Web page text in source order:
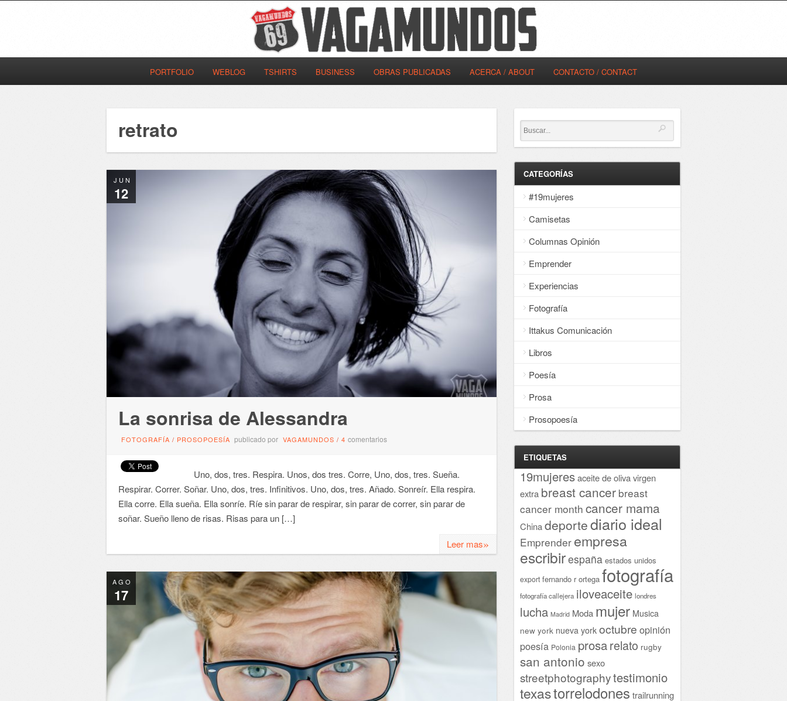
PORTFOLIO WEBLOG TSHIRTS BUSINESS OBRAS PUBLICADAS ACERCA / ABOUT CONTACTO / CONTACT
retrato
JUN
12
La sonrisa de Alessandra
FOTOGRAFÍA / PROSOPOESÍA publicado por VAGAMUNDOS / 4 comentarios
Uno, dos, tres. Respira. Unos, dos tres. Corre, Uno, dos, tres. Sueña.
Respirar. Correr. Soñar. Uno, dos, tres. Infinitivos. Uno, dos, tres. Añado. Sonreír. Ella respira.
Ella corre. Ella sueña. Ella sonríe. Ríe sin parar de respirar, sin parar de correr, sin parar de
soñar. Sueño lleno de risas. Risas para un […]
Leer mas»
AGO
17
CATEGORÍAS
#19mujeres
Camisetas
Columnas Opinión
Emprender
Experiencias
Fotografía
Ittakus Comunicación
Libros
Poesía
Prosa
Prosopoesía
ETIQUETAS
19mujeresaceite de oliva virgen
extra breast cancer breast
cancer month cancer mama
Chinadeportediario ideal
Emprender empresa
escribirespaña estados unidos
export fernando r ortega fotografía
fotografía callejera iloveaceite londres
lucha Madrid Moda mujer Musica
new york nueva york octubre opinión
poesía Polonia prosarelato rugby
san antonio sexo
streetphotographytestimonio
texastorrelodones trailrunning